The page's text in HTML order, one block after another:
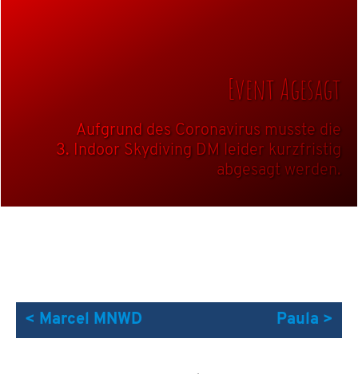
Event Agesagt
Aufgrund des Coronavirus musste die
3. Indoor Skydiving DM leider kurzfristig
abgesagt werden.
< Marcel MNWD Paula >